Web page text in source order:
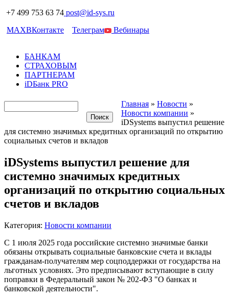
+7 499 753 63 74 post@id-sys.ru
MAXВКонтакте Телеграм Вебинары
БАНКАМ
СТРАХОВЫМ
ПАРТНЕРАМ
iDБанк PRO
Главная » Новости »
Новости компании »
iDSystems выпустил решение
для системно значимых кредитных организаций по открытию
социальных счетов и вкладов
iDSystems выпустил решение для
системно значимых кредитных
организаций по открытию социальных
счетов и вкладов
Категория: Новости компании
С 1 июля 2025 года российские системно значимые банки
обязаны открывать социальные банковские счета и вклады
гражданам-получателям мер соцподдержки от государства на
льготных условиях. Это предписывают вступающие в силу
поправки в Федеральный закон № 202-ФЗ "О банках и
банковской деятельности".